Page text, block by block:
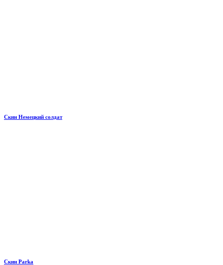
Скин Немецкий солдат
Скин Parka